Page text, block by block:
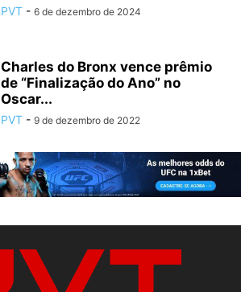
PVT - 6 de dezembro de 2024
Charles do Bronx vence prêmio
de “Finalização do Ano” no
Oscar...
PVT - 9 de dezembro de 2022